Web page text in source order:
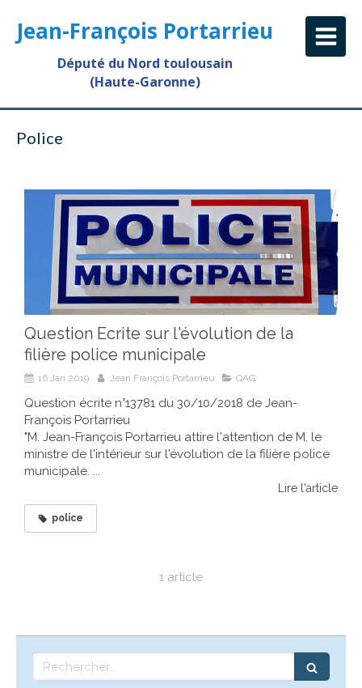
Jean-François Portarrieu
Député du Nord toulousain
(Haute-Garonne)
Police
Question Ecrite sur l'évolution de la
filière police municipale
16 Jan 2019 Jean François Portarrieu QAG
Question écrite n°13781 du 30/10/2018 de Jean-
François Portarrieu
"M. Jean-François Portarrieu attire l'attention de M. le
ministre de l'intérieur sur l'évolution de la filière police
municipale. ...
Lire l'article
police
1 article
Rechercher